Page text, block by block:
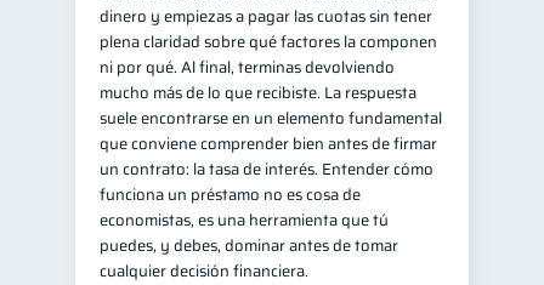
información financiera 1
dinero y empiezas a pagar las cuotas sin tener
plena claridad sobre qué factores la componen
ni por qué. Al final, terminas devolviendo
mucho más de lo que recibiste. La respuesta
suele encontrarse en un elemento fundamental
que conviene comprender bien antes de firmar
un contrato: la tasa de interés. Entender cómo
funciona un préstamo no es cosa de
economistas, es una herramienta que tú
puedes, y debes, dominar antes de tomar
cualquier decisión financiera.